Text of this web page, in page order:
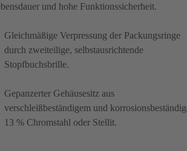
und hohe Funktionssicherheit.
Gleichmäßige Verpressung der Packungsringe
durch zweiteilige, selbstausrichtende
Stopfbuchsbrille.
Gepanzerter Gehäusesitz aus
verschleißbeständigem und
13 % Chromstahl oder Stellit.